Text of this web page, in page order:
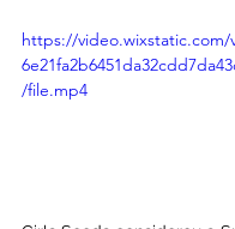
https://video.wixstatic.com/
/file.mp4